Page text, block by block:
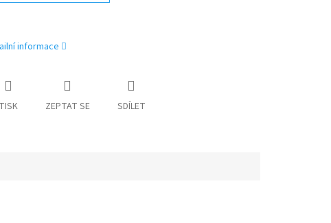
informace
TISK ZEPTAT SE SDÍLET